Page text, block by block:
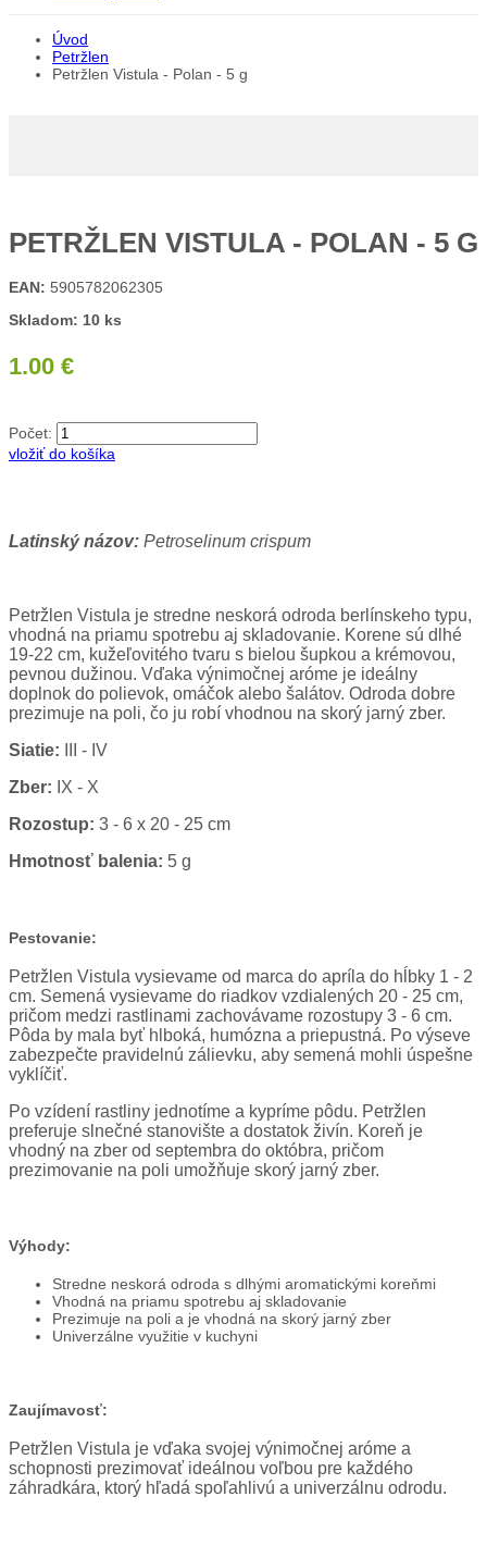
Úvod
Petržlen
Petržlen Vistula - Polan - 5 g
PETRŽLEN VISTULA - POLAN - 5 G
EAN: 5905782062305
Skladom: 10 ks
1.00 €
Počet:
vložiť do košíka
Latinský názov: Petroselinum crispum
Petržlen Vistula je stredne neskorá odroda berlínskeho typu,
vhodná na priamu spotrebu aj skladovanie. Korene sú dlhé
19-22 cm, kužeľovitého tvaru s bielou šupkou a krémovou,
pevnou dužinou. Vďaka výnimočnej aróme je ideálny
doplnok do polievok, omáčok alebo šalátov. Odroda dobre
prezimuje na poli, čo ju robí vhodnou na skorý jarný zber.
Siatie: III - IV
Zber: IX - X
Rozostup: 3 - 6 x 20 - 25 cm
Hmotnosť balenia: 5 g
Pestovanie:
Petržlen Vistula vysievame od marca do apríla do hĺbky 1 - 2
cm. Semená vysievame do riadkov vzdialených 20 - 25 cm,
pričom medzi rastlinami zachovávame rozostupy 3 - 6 cm.
Pôda by mala byť hlboká, humózna a priepustná. Po výseve
zabezpečte pravidelnú zálievku, aby semená mohli úspešne
vyklíčiť.
Po vzídení rastliny jednotíme a kypríme pôdu. Petržlen
preferuje slnečné stanovište a dostatok živín. Koreň je
vhodný na zber od septembra do októbra, pričom
prezimovanie na poli umožňuje skorý jarný zber.
Výhody:
Stredne neskorá odroda s dlhými aromatickými koreňmi
Vhodná na priamu spotrebu aj skladovanie
Prezimuje na poli a je vhodná na skorý jarný zber
Univerzálne využitie v kuchyni
Zaujímavosť:
Petržlen Vistula je vďaka svojej výnimočnej aróme a
schopnosti prezimovať ideálnou voľbou pre každého
záhradkára, ktorý hľadá spoľahlivú a univerzálnu odrodu.